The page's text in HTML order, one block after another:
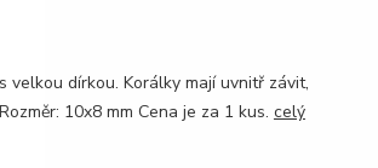
velkou dírkou. Korálky mají uvnitř závit,
10x8 mm Cena je za 1 kus. celý